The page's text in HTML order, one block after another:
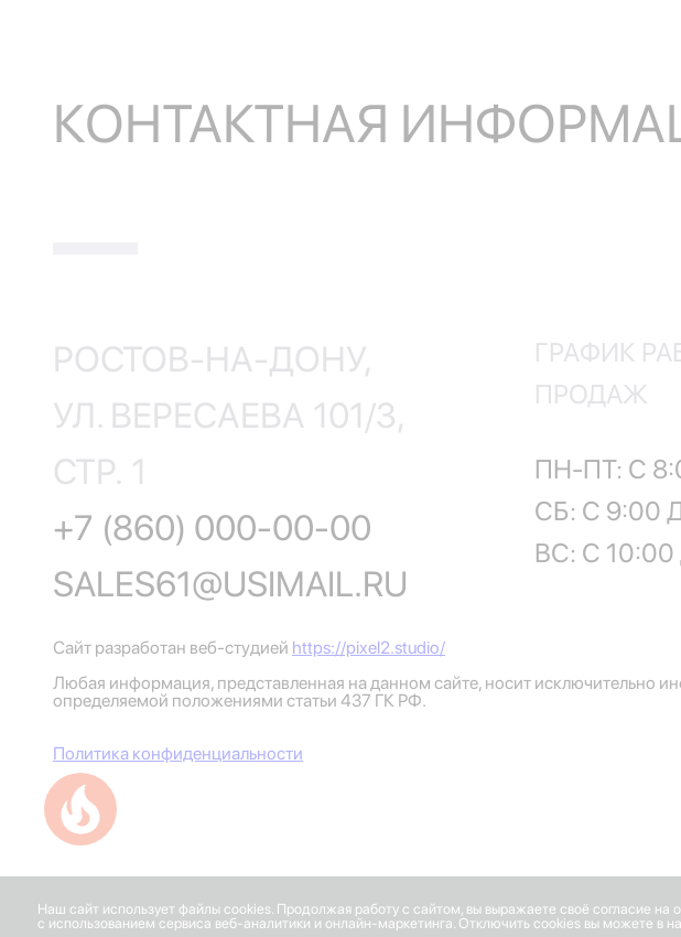
Успейте купить коммерческое помещение
Наш сайт использует файлы cookies. Продолжая работу с сайтом, вы выражаете своё согласие на
с использованием сервиса веб-аналитики и онлайн-маркетинга. Отключить cookies вы можете в
КОНТАКТНАЯ
РОСТОВ-НА-ДОНУ,
УЛ. ВЕРЕСАЕВА 101/3,
СТР. 1
+7 (860) 000-00-00
SALES61@USIMAIL.RU
ГРАФИК
ПРОДАЖ
ПН-ПТ: С
СБ: С 9:00
ВС: С
Сайт разработан веб-студией https://pixel2.studio/
Любая информация, представленная на данном сайте, носит исключительно
определяемой положениями статьи 437 ГК РФ.
Политика конфиденциальности